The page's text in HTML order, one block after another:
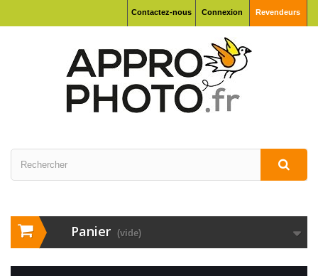
Connexion Revendeurs
Contactez-nous
Panier (vide)